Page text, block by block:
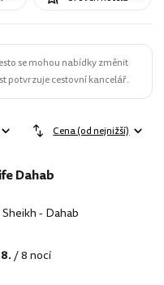
se mohou nabídky změnit
potvrzuje cestovní kancelář.
Cena (od nejnižší)
Dahab
-Dahab
/ 8 nocí